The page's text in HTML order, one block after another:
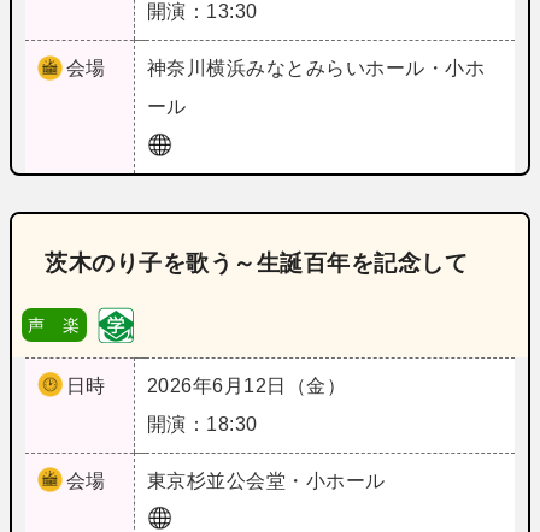
開演：13:30
会場 神奈川横浜みなとみらいホール・小ホ
ール
茨木のり子を歌う～生誕百年を記念して
声 楽
日時
2026年6月12日（金）
開演：18:30
会場 東京杉並公会堂・小ホール